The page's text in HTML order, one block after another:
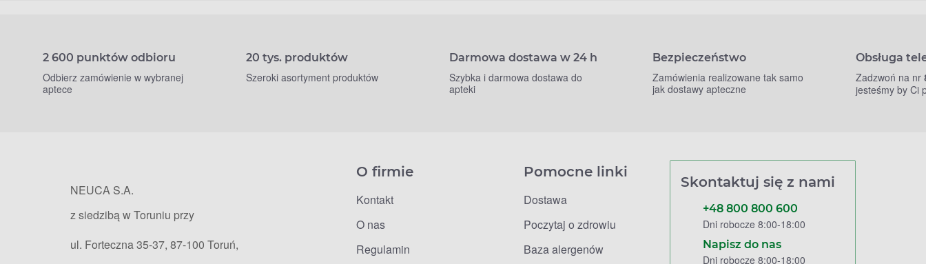
2 600 punktów odbioru
Odbierz zamówienie w wybranej
aptece
20 tys. produktów
Szeroki asortyment produktów
Darmowa dostawa w 24 h
Szybka i darmowa dostawa do
apteki
Bezpieczeństwo
Zamówienia realizowane tak samo
jak dostawy apteczne
Obsługa
Zadzwoń na nr
jesteśmy by Ci
NEUCA S.A.
z siedzibą w Toruniu przy
ul. Forteczna 35-37, 87-100 Toruń,
O firmie
Kontakt
O nas
Regulamin
Pomocne linki
Dostawa
Poczytaj o zdrowiu
Baza alergenów
Skontaktuj się z nami
+48 800 800 600
Dni robocze 8:00-18:00
Napisz do nas
Dni robocze 8:00-18:00